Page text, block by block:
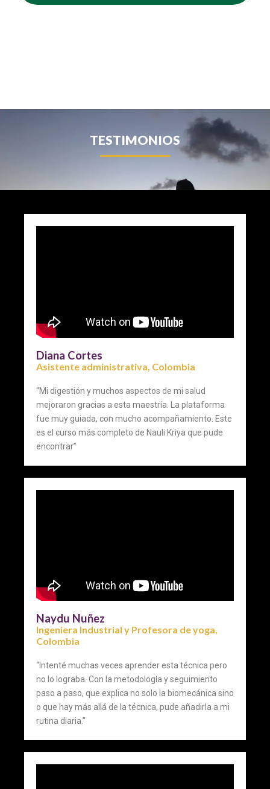
TESTIMONIOS
Diana Cortes
Asistente administrativa, Colombia
“Mi digestión y muchos aspectos de mi salud
mejoraron gracias a esta maestría. La plataforma
fue muy guiada, con mucho acompañamiento. Este
es el curso más completo de Nauli Kriya que pude
encontrar”
Naydu Nuñez
Ingeniera Industrial y Profesora de yoga,
Colombia
“Intenté muchas veces aprender esta técnica pero
no lo lograba. Con la metodología y seguimiento
paso a paso, que explica no solo la biomecánica sino
o que hay más allá de la técnica, pude añadirla a mi
rutina diaria.”